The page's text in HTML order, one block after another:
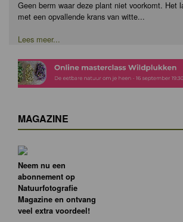
Geen berm waar deze plant niet voorkomt. Het
met een opvallende krans van witte...
Lees meer...
MAGAZINE
Neem nu een
abonnement op
Natuurfotografie
Magazine en ontvang
veel extra voordeel!